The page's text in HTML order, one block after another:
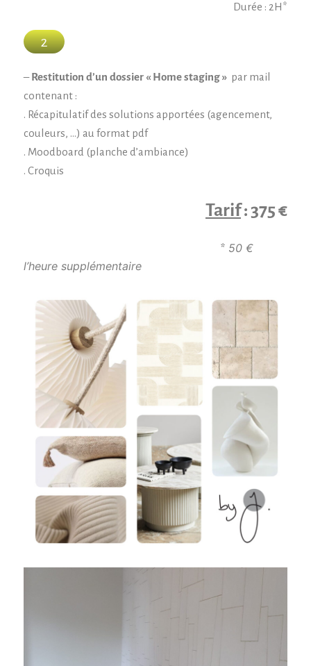
Durée : 2H*
2
–Restitution d’un dossier « Home staging » par mail
contenant :
. Récapitulatif des solutions apportées (agencement,
couleurs, …) au format pdf
. Moodboard (planche d’ambiance)
. Croquis
Tarif: 375 €
* 50 €
l’heure supplémentaire